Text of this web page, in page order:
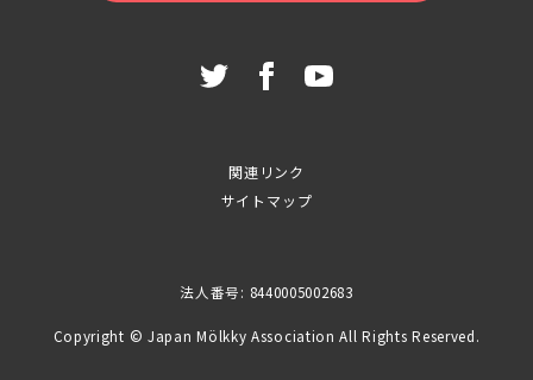
関連リンク
サイトマップ
法人番号: 8440005002683
Copyright © Japan Mölkky Association All Rights Reserved.